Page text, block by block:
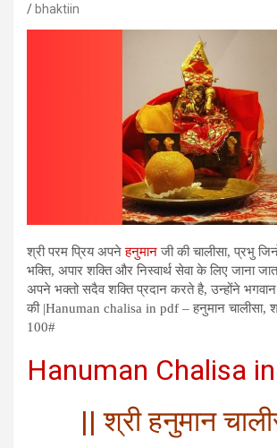
bhaktiin
श्री परम प्रिय अपनेहनुमानजी की चालीसा, प्रभु
भक्ति, अपार शक्ति और निस्वार्थ सेवा के लिए जाना
अपने भक्तो सदैव शक्ति प्रदान करते है, उन्होंने
की |Hanuman chalisa in pdf – हनुमान चालीसा,
100#
Hanuman Chalisa
|| श्री हनुमान